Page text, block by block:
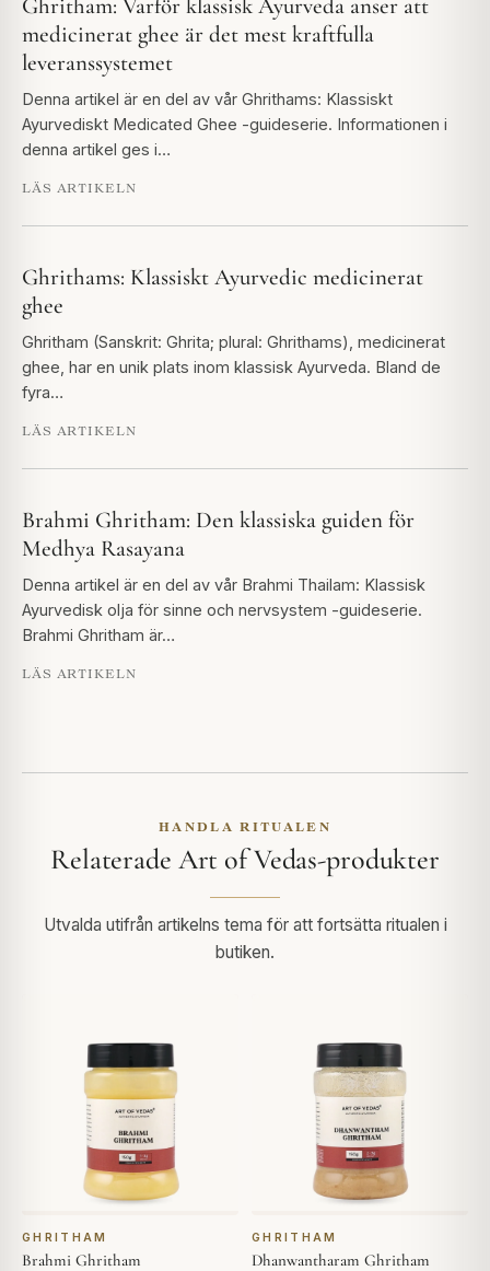
Ghritham: Varför klassisk Ayurveda anser att
medicinerat ghee är det mest kraftfulla
leveranssystemet
Denna artikel är en del av vår Ghrithams: Klassiskt
Ayurvediskt Medicated Ghee -guideserie. Informationen i
denna artikel ges i…
LÄS ARTIKELN
Ghrithams: Klassiskt Ayurvedic medicinerat
ghee
Ghritham (Sanskrit: Ghrita; plural: Ghrithams), medicinerat
ghee, har en unik plats inom klassisk Ayurveda. Bland de
fyra…
LÄS ARTIKELN
Brahmi Ghritham: Den klassiska guiden för
Medhya Rasayana
Denna artikel är en del av vår Brahmi Thailam: Klassisk
Ayurvedisk olja för sinne och nervsystem -guideserie.
Brahmi Ghritham är…
LÄS ARTIKELN
HANDLA RITUALEN
Relaterade Art of Vedas-produkter
Utvalda utifrån artikelns tema för att fortsätta ritualen i
butiken.
GHRITHAM
Brahmi Ghritham
GHRITHAM
Dhanwantharam Ghritham